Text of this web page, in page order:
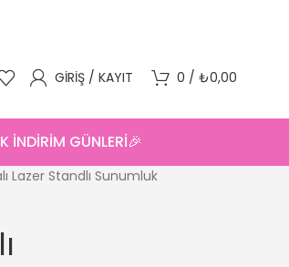
GIRIŞ / KAYIT 0 / ₺0,00
İNDİRİM GÜNLERİ🎉
Lazer Standlı Sunumluk